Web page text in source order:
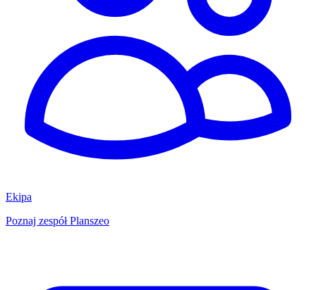
Ekipa
Poznaj zespół Planszeo